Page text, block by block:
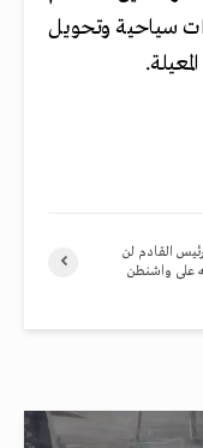
سياحية وتحويل
القادم لن
على واشنطن